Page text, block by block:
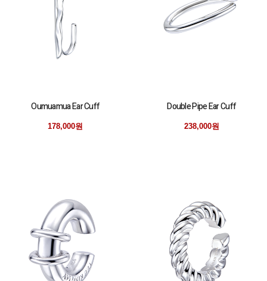
Oumuamua Ear Cuff
178,000원
Double Pipe Ear Cuff
238,000원